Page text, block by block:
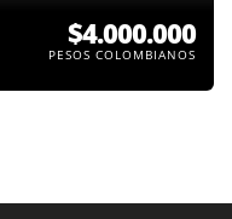
$4.000.000
PESOS COLOMBIANOS